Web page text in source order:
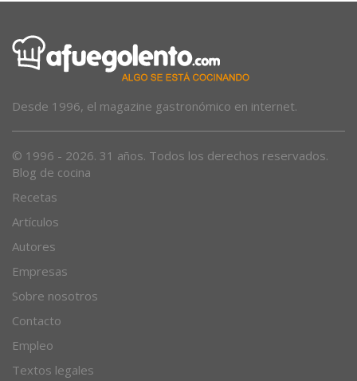
Desde 1996, el magazine gastronómico en internet.
© 1996 - 2026. 31 años. Todos los derechos reservados.
Blog de cocina
Recetas
Artículos
Autores
Empresas
Sobre nosotros
Contacto
Empleo
Textos legales